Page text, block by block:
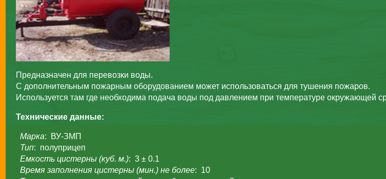
Предназначен для перевозки воды.
С дополнительным пожарным оборудованием может использоваться для тушения пожаров.
Используется там где необходима подача воды под давлением при температуре окружающей
Технические данные:
Марка: ВУ-ЗМП
Тип: полуприцеп
Емкость цистерны (куб. м.): 3 ± 0.1
Время заполнения цистерны (мин.) не более: 10